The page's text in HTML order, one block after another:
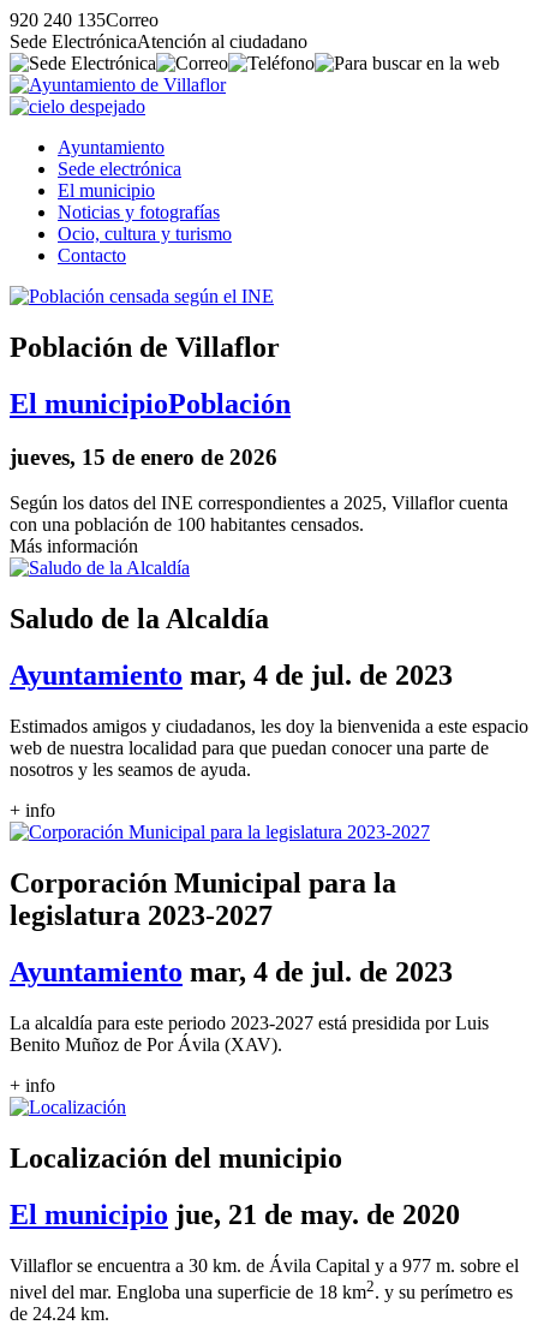
920 240 135Correo
Sede ElectrónicaAtención al ciudadano
Ayuntamiento
Sede electrónica
El municipio
Noticias y fotografías
Ocio, cultura y turismo
Contacto
Población de Villaflor
El municipioPoblación
jueves, 15 de enero de 2026
Según los datos del INE correspondientes a 2025, Villaflor cuenta
con una población de 100 habitantes censados.
Más información
Saludo de la Alcaldía
Ayuntamiento mar, 4 de jul. de 2023
Estimados amigos y ciudadanos, les doy la bienvenida a este espacio
web de nuestra localidad para que puedan conocer una parte de
nosotros y les seamos de ayuda.
+ info
Corporación Municipal para la
legislatura 2023-2027
Ayuntamiento mar, 4 de jul. de 2023
La alcaldía para este periodo 2023-2027 está presidida por Luis
Benito Muñoz de Por Ávila (XAV).
+ info
Localización del municipio
El municipio jue, 21 de may. de 2020
Villaflor se encuentra a 30 km. de Ávila Capital y a 977 m. sobre el
nivel del mar. Engloba una superficie de 18 km2. y su perímetro es
de 24.24 km.